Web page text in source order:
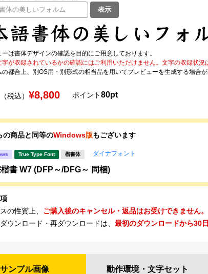
表示
は書体デザインの確認を目的にご用意しております。
字が収録されているかの確認にはご利用いただけません。文字の収録状況
都合上、別OS用・別形式の相当品を用いてプレビューを生成する場合が
税込） ¥8,800 ポイント80pt
の商品と同等のWindows版もございます
True Type Font 楷書体 ダイナフォント
楷書 W7 (DFP～/DFG～ 同梱)
の性質上、 ご購入後のキャンセル・返品はお受けできません。
ウンロード・再ダウンロードは、 最初のダウンロードから30
サンプル画像 動作環境・ 文字セット